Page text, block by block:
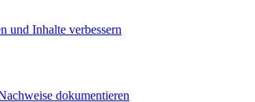
und Inhalte verbessern
dokumentieren